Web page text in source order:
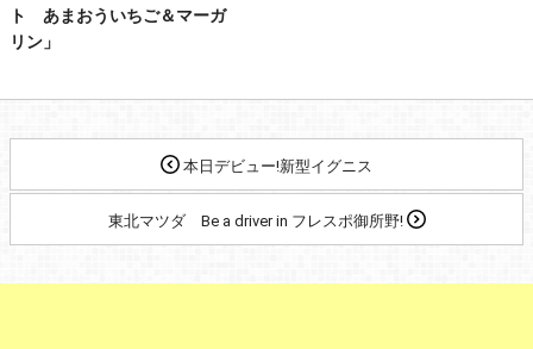
ト あまおういちご＆マーガ
リン」
本日デビュー!新型イグニス
東北マツダ Be a driver in フレスポ御所野!